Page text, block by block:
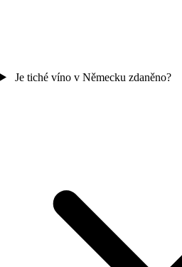
Je tiché víno v Německu zdaněno?